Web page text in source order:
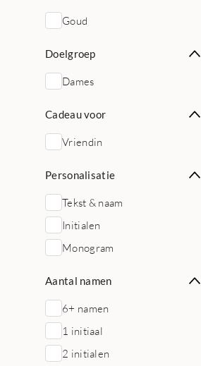
Goud
Doelgroep
Dames
Cadeau voor
Vriendin
Personalisatie
Tekst & naam
Initialen
Monogram
Aantal namen
6+ namen
1 initiaal
2 initialen